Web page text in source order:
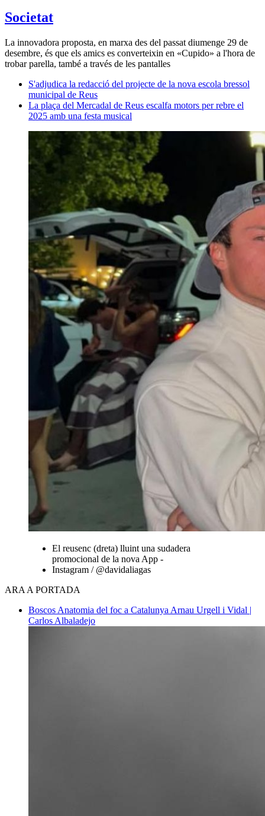
Societat
La innovadora proposta, en marxa des del passat diumenge 29 de
desembre, és que els amics es converteixin en «Cupido» a l'hora de
trobar parella, també a través de les pantalles
S'adjudica la redacció del projecte de la nova escola bressol
municipal de Reus
La plaça del Mercadal de Reus escalfa motors per rebre el
2025 amb una festa musical
El reusenc (dreta) lluint una sudadera
promocional de la nova App -
Instagram / @davidaliagas
ARA A PORTADA
Boscos Anatomia del foc a Catalunya Arnau Urgell i Vidal |
Carlos Albaladejo